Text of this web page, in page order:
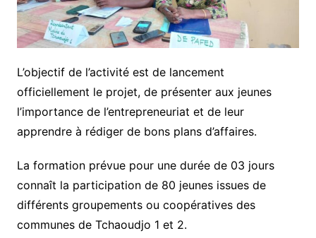
L’objectif de l’activité est de lancement
officiellement le projet, de présenter aux jeunes
l’importance de l’entrepreneuriat et de leur
apprendre à rédiger de bons plans d’affaires.
La formation prévue pour une durée de 03 jours
connaît la participation de 80 jeunes issues de
différents groupements ou coopératives des
communes de Tchaoudjo 1 et 2.